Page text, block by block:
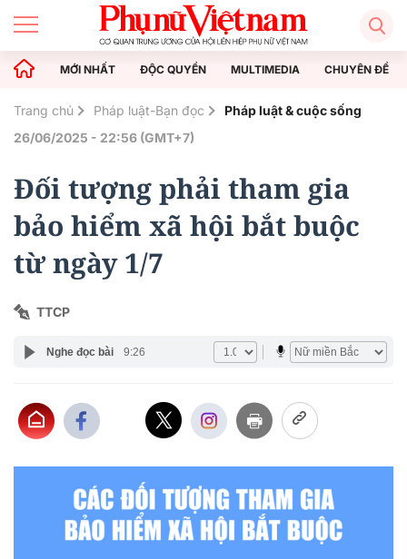
MỚI NHẤT ĐỘC QUYỀN MULTIMEDIA CHUYÊN ĐỀ
Trang chủ Pháp luật-Bạn đọc
Pháp luật & cuộc sống
26/06/2025 - 22:56 (GMT+7)
Đối tượng phải tham gia
bảo hiểm xã hội bắt buộc
từ ngày 1/7
TTCP
Nghe đọc bài 9:26